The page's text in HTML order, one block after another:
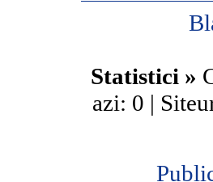
Statistici »
azi: 0 |